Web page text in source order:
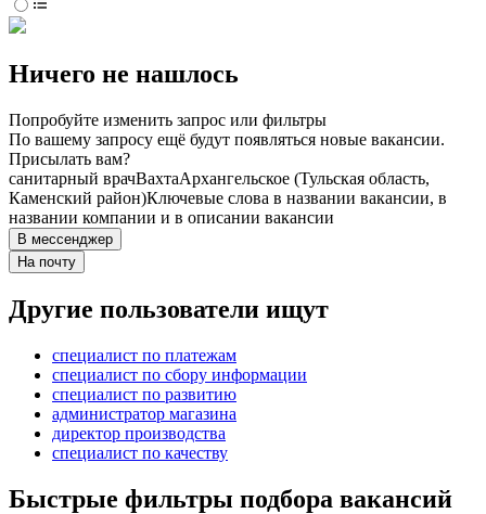
Ничего не нашлось
Попробуйте изменить запрос или фильтры
По вашему запросу ещё будут появляться новые вакансии.
Присылать вам?
санитарный врачВахтаАрхангельское (Тульская область,
Каменский район)Ключевые слова в названии вакансии, в
названии компании и в описании вакансии
В мессенджер
На почту
Другие пользователи ищут
специалист по платежам
специалист по сбору информации
специалист по развитию
администратор магазина
директор производства
специалист по качеству
Быстрые фильтры подбора вакансий